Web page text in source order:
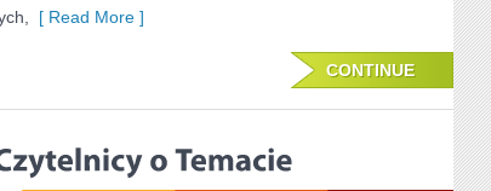
[ Read More ]
CONTINUE